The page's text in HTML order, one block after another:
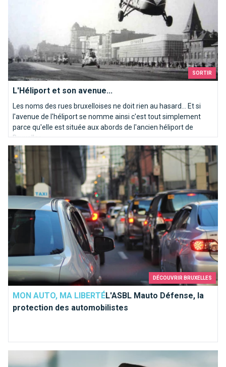
SORTIR
L'Héliport et son avenue...
Les noms des rues bruxelloises ne doit rien au hasard... Et si
l'avenue de l'héliport se nomme ainsi c'est tout simplement
parce qu'elle est située aux abords de l'ancien héliport de
Bruxelles.
DÉCOUVRIR BRUXELLES
MON AUTO, MA LIBERTÉL'ASBL Mauto Défense, la
protection des automobilistes
L'ASBL Mauto Défense, la protection des automobilistes
Les vrai(e)s Bruxellois(es) aiment les Français(es)